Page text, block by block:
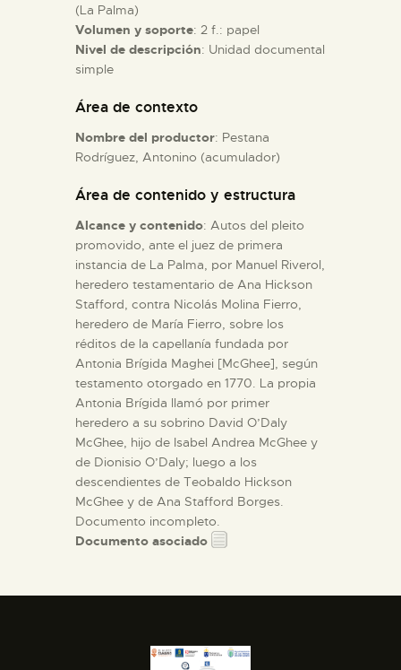
(La Palma)
Volumen y soporte: 2 f.: papel
Nivel de descripción: Unidad documental
simple
Área de contexto
Nombre del productor: Pestana
Rodríguez, Antonino (acumulador)
Área de contenido y estructura
Alcance y contenido: Autos del pleito
promovido, ante el juez de primera
instancia de La Palma, por Manuel Riverol,
heredero testamentario de Ana Hickson
Stafford, contra Nicolás Molina Fierro,
heredero de María Fierro, sobre los
réditos de la capellanía fundada por
Antonia Brígida Maghei [McGhee], según
testamento otorgado en 1770. La propia
Antonia Brígida llamó por primer
heredero a su sobrino David O’Daly
McGhee, hijo de Isabel Andrea McGhee y
de Dionisio O’Daly; luego a los
descendientes de Teobaldo Hickson
McGhee y de Ana Stafford Borges.
Documento incompleto.
Documento asociado